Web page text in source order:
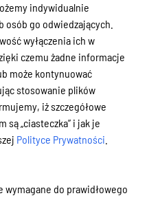
indywidualnie
go odwiedzających.
wyłączenia ich w
czemu żadne informacje
może kontynuować
stosowanie plików
iż szczegółowe
są „ciasteczka” i jak je
Polityce Prywatności
do prawidłowego